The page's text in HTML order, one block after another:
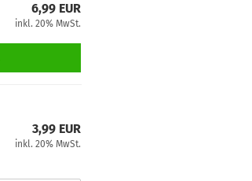
6,99 EUR
inkl. 20% MwSt.
3,99 EUR
inkl. 20% MwSt.